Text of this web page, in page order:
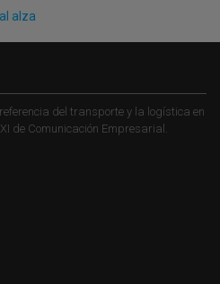
alza
del transporte y la logística en
de Comunicación Empresarial.